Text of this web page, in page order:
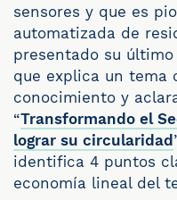
sensores y que es
automatizada de
presentado su
que explica un tema
conocimiento y
“Transformando el
lograr su circularidad
identifica 4 puntos
economía lineal del